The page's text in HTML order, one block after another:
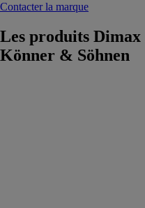
Contacter la marque
Les produits
Könner & Söhnen